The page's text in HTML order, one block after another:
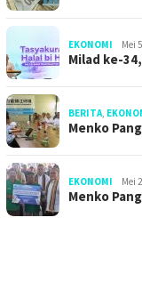
EKONOMI Mei
Milad ke-
BERITA
Menko
EKONOMI Mei
Menko